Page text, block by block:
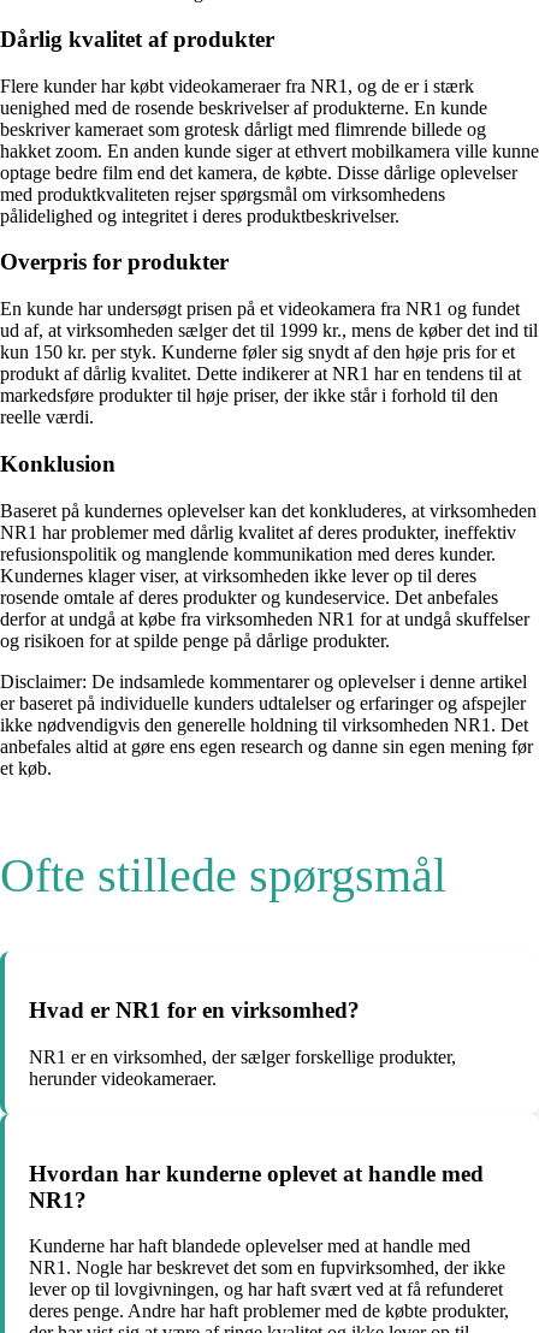
Dårlig kvalitet af produkter
Flere kunder har købt videokameraer fra NR1, og de er i stærk
uenighed med de rosende beskrivelser af produkterne. En kunde
beskriver kameraet som grotesk dårligt med flimrende billede og
hakket zoom. En anden kunde siger at ethvert mobilkamera ville kunne
optage bedre film end det kamera, de købte. Disse dårlige oplevelser
med produktkvaliteten rejser spørgsmål om virksomhedens
pålidelighed og integritet i deres produktbeskrivelser.
Overpris for produkter
En kunde har undersøgt prisen på et videokamera fra NR1 og fundet
ud af, at virksomheden sælger det til 1999 kr., mens de køber det ind til
kun 150 kr. per styk. Kunderne føler sig snydt af den høje pris for et
produkt af dårlig kvalitet. Dette indikerer at NR1 har en tendens til at
markedsføre produkter til høje priser, der ikke står i forhold til den
reelle værdi.
Konklusion
Baseret på kundernes oplevelser kan det konkluderes, at virksomheden
NR1 har problemer med dårlig kvalitet af deres produkter, ineffektiv
refusionspolitik og manglende kommunikation med deres kunder.
Kundernes klager viser, at virksomheden ikke lever op til deres
rosende omtale af deres produkter og kundeservice. Det anbefales
derfor at undgå at købe fra virksomheden NR1 for at undgå skuffelser
og risikoen for at spilde penge på dårlige produkter.
Disclaimer: De indsamlede kommentarer og oplevelser i denne artikel
er baseret på individuelle kunders udtalelser og erfaringer og afspejler
ikke nødvendigvis den generelle holdning til virksomheden NR1. Det
anbefales altid at gøre ens egen research og danne sin egen mening før
et køb.
Ofte stillede spørgsmål
Hvad er NR1 for en virksomhed?
NR1 er en virksomhed, der sælger forskellige produkter,
herunder videokameraer.
Hvordan har kunderne oplevet at handle med
NR1?
Kunderne har haft blandede oplevelser med at handle med
NR1. Nogle har beskrevet det som en fupvirksomhed, der ikke
lever op til lovgivningen, og har haft svært ved at få refunderet
deres penge. Andre har haft problemer med de købte produkter,